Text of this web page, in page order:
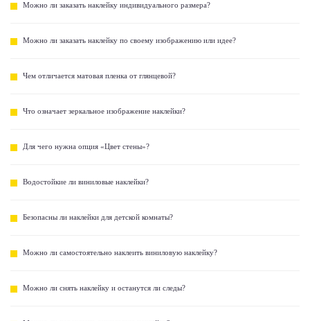
Можно ли заказать наклейку индивидуального размера?
Можно ли заказать наклейку по своему изображению или идее?
Чем отличается матовая пленка от глянцевой?
Что означает зеркальное изображение наклейки?
Для чего нужна опция «Цвет стены»?
Водостойкие ли виниловые наклейки?
Безопасны ли наклейки для детской комнаты?
Можно ли самостоятельно наклеить виниловую наклейку?
Можно ли снять наклейку и останутся ли следы?